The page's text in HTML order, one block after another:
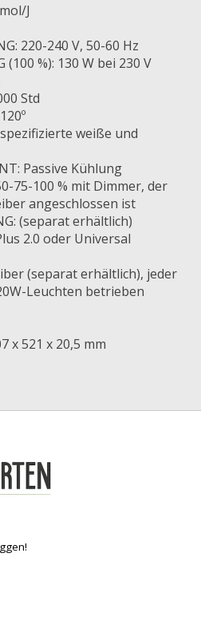
J
220-240 V, 50-60 Hz
(100 %): 130 W bei 230 V
Std
weiße und
Passive Kühlung
75-100 % mit Dimmer, der
angeschlossen ist
(separat erhältlich)
2.0 oder Universal
(separat erhältlich), jeder
Leuchten betrieben
x 521 x 20,5 mm